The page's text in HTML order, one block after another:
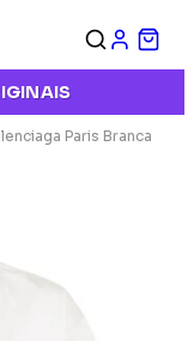
Paris Branca